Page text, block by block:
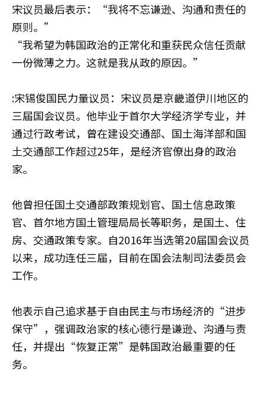
宋议员最后表示：“我将不忘谦逊、沟通和责任的
原则。”
“我希望为韩国政治的正常化和重获民众信任贡献
一份微薄之力。这就是我从政的原因。”
:宋锡俊国民力量议员：宋议员是京畿道伊川地区的
三届国会议员。他毕业于首尔大学经济学专业，并
通过行政考试，曾在建设交通部、国土海洋部和国
土交通部工作超过25年，是经济官僚出身的政治
家。
他曾担任国土交通部政策规划官、国土信息政策
官、首尔地方国土管理局局长等职务，是国土、住
房、交通政策专家。自2016年当选第20届国会议员
以来，成功连任三届，目前在国会法制司法委员会
工作。
他表示自己追求基于自由民主与市场经济的“进步
保守”，强调政治家的核心德行是谦逊、沟通与责
任，并提出“恢复正常”是韩国政治最重要的任
务。